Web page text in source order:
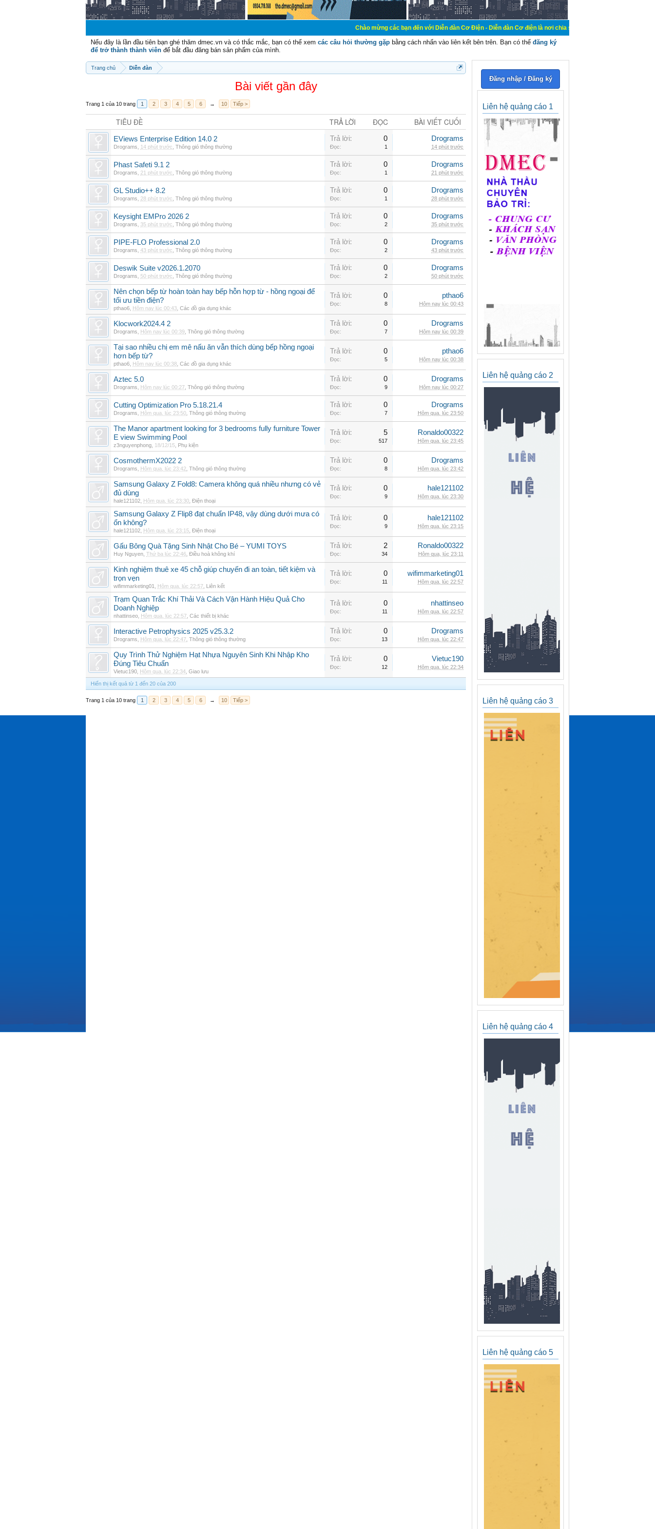
Chào mừng các bạn đến với Diễn đàn Cơ Điện - Diễn đàn Cơ điện là nơi chia sẽ kiến thức kinh nghiệm trong lãnh
Nếu đây là lần đầu tiên bạn ghé thăm dmec.vn và có thắc mắc, bạn có thể xem các câu hỏi thường gặp bằng cách nhấn vào liên kết bên trên. Bạn có thể đăng ký
để trở thành thành viên để bắt đầu đăng bán sản phẩm của mình.
Trang chủ Diễn đàn
Bài viết gần đây
Trang 1 của 10 trang 1 2 3 4 5 6 → 10 Tiếp >
TIÊU ĐỀ TRẢ LỜI ĐỌC BÀI VIẾT CUỐI
EViews Enterprise Edition 14.0 2
Drograms 14 phút trước Thông gió thông thường
Trả lời: 0
Đọc: 1
Drograms
14 phút trước
Phast Safeti 9.1 2
Drograms 21 phút trước Thông gió thông thường
Trả lời: 0
Đọc: 1
Drograms
21 phút trước
GL Studio++ 8.2
Drograms 28 phút trước Thông gió thông thường
Trả lời: 0
Đọc: 1
Drograms
28 phút trước
Keysight EMPro 2026 2
Drograms 35 phút trước Thông gió thông thường
Trả lời: 0
Đọc: 2
Drograms
35 phút trước
PIPE-FLO Professional 2.0
Drograms 43 phút trước Thông gió thông thường
Trả lời: 0
Đọc: 2
Drograms
43 phút trước
Deswik Suite v2026.1.2070
Drograms 50 phút trước Thông gió thông thường
Trả lời: 0
Đọc: 2
Drograms
50 phút trước
Nên chọn bếp từ hoàn toàn hay bếp hỗn hợp từ - hồng ngoại để
tối ưu tiền điện?
pthao6 Hôm nay lúc 00:43 Các đồ gia dụng khác
Trả lời: 0
Đọc: 8
pthao6
Hôm nay lúc 00:43
Klocwork2024.4 2
Drograms Hôm nay lúc 00:39 Thông gió thông thường
Trả lời: 0
Đọc: 7
Drograms
Hôm nay lúc 00:39
Tại sao nhiều chị em mê nấu ăn vẫn thích dùng bếp hồng ngoại
hơn bếp từ?
pthao6 Hôm nay lúc 00:38 Các đồ gia dụng khác
Trả lời: 0
Đọc: 5
pthao6
Hôm nay lúc 00:38
Aztec 5.0
Drograms Hôm nay lúc 00:27 Thông gió thông thường
Trả lời: 0
Đọc: 9
Drograms
Hôm nay lúc 00:27
Cutting Optimization Pro 5.18.21.4
Drograms Hôm qua, lúc 23:50 Thông gió thông thường
Trả lời: 0
Đọc: 7
Drograms
Hôm qua, lúc 23:50
The Manor apartment looking for 3 bedrooms fully furniture Tower
E view Swimming Pool
z3nguyenphong 18/12/15 Phụ kiện
Trả lời: 5
Đọc: 517
Ronaldo00322
Hôm qua, lúc 23:45
CosmothermX2022 2
Drograms Hôm qua, lúc 23:42 Thông gió thông thường
Trả lời: 0
Đọc: 8
Drograms
Hôm qua, lúc 23:42
Samsung Galaxy Z Fold8: Camera không quá nhiều nhưng có vẻ
đủ dùng
hale121102 Hôm qua, lúc 23:30 Điện thoại
Trả lời: 0
Đọc: 9
hale121102
Hôm qua, lúc 23:30
Samsung Galaxy Z Flip8 đạt chuẩn IP48, vậy dùng dưới mưa có
ổn không?
hale121102 Hôm qua, lúc 23:15 Điện thoại
Trả lời: 0
Đọc: 9
hale121102
Hôm qua, lúc 23:15
Gấu Bông Quà Tặng Sinh Nhật Cho Bé – YUMI TOYS
Huy Nguyen Thứ ba lúc 22:46 Điều hoà không khí
Trả lời: 2
Đọc: 34
Ronaldo00322
Hôm qua, lúc 23:11
Kinh nghiệm thuê xe 45 chỗ giúp chuyến đi an toàn, tiết kiệm và
trọn vẹn
wifimmarketing01 Hôm qua, lúc 22:57 Liên kết
Trả lời: 0
Đọc: 11
wifimmarketing01
Hôm qua, lúc 22:57
Trạm Quan Trắc Khí Thải Và Cách Vận Hành Hiệu Quả Cho
Doanh Nghiệp
nhattinseo Hôm qua, lúc 22:57 Các thiết bị khác
Trả lời: 0
Đọc: 11
nhattinseo
Hôm qua, lúc 22:57
Interactive Petrophysics 2025 v25.3.2
Drograms Hôm qua, lúc 22:47 Thông gió thông thường
Trả lời: 0
Đọc: 13
Drograms
Hôm qua, lúc 22:47
Quy Trình Thử Nghiệm Hạt Nhựa Nguyên Sinh Khi Nhập Kho
Đúng Tiêu Chuẩn
Vietuc190 Hôm qua, lúc 22:34 Giao lưu
Trả lời: 0
Đọc: 12
Vietuc190
Hôm qua, lúc 22:34
Hiển thị kết quả từ 1 đến 20 của 200
Trang 1 của 10 trang 1 2 3 4 5 6 → 10 Tiếp >
Đăng nhập / Đăng ký
Liên hệ quảng cáo 1
Liên hệ quảng cáo 2
Liên hệ quảng cáo 3
Liên hệ quảng cáo 4
Liên hệ quảng cáo 5